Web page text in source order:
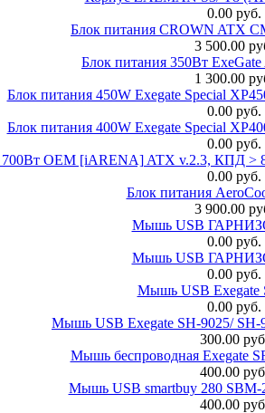
0.00 руб.
Блок питания CROWN ATX
3 500.00
Блок питания 350Вт
1 300.00
Блок питания 450W Exegate Special
0.00 руб.
Блок питания 400W Exegate Special
0.00 руб.
OEM [iARENA] ATX v.2.3, КПД >
0.00 руб.
Блок питания
3 900.00
Мышь USB
0.00 руб.
Мышь USB
0.00 руб.
Мышь USB Exegate
0.00 руб.
Мышь USB Exegate SH-9025/ SH-
300.00
Мышь беспроводная Exegate
400.00
Мышь USB smartbuy 280
400.00